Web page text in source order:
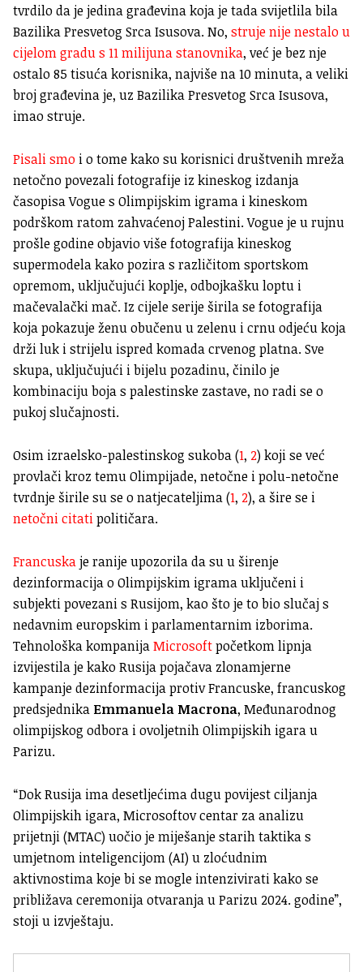
tvrdilo da je jedina građevina koja je tada svijetlila bila
Bazilika Presvetog Srca Isusova. No, struje nije nestalo u
cijelom gradu s 11 milijuna stanovnika, već je bez nje
ostalo 85 tisuća korisnika, najviše na 10 minuta, a veliki
broj građevina je, uz Bazilika Presvetog Srca Isusova,
imao struje.
Pisali smo i o tome kako su korisnici društvenih mreža
netočno povezali fotografije iz kineskog izdanja
časopisa Vogue s Olimpijskim igrama i kineskom
podrškom ratom zahvaćenoj Palestini. Vogue je u rujnu
prošle godine objavio više fotografija kineskog
supermodela kako pozira s različitom sportskom
opremom, uključujući koplje, odbojkašku loptu i
mačevalački mač. Iz cijele serije širila se fotografija
koja pokazuje ženu obučenu u zelenu i crnu odjeću koja
drži luk i strijelu ispred komada crvenog platna. Sve
skupa, uključujući i bijelu pozadinu, činilo je
kombinaciju boja s palestinske zastave, no radi se o
pukoj slučajnosti.
Osim izraelsko-palestinskog sukoba (1, 2) koji se već
provlači kroz temu Olimpijade, netočne i polu-netočne
tvrdnje širile su se o natjecateljima (1, 2), a šire se i
netočni citatipolitičara.
Francuskaje ranije upozorila da su u širenje
dezinformacija o Olimpijskim igrama uključeni i
subjekti povezani s Rusijom, kao što je to bio slučaj s
nedavnim europskim i parlamentarnim izborima.
Tehnološka kompanijaMicrosoftpočetkom lipnja
izvijestila je kako Rusija pojačava zlonamjerne
kampanje dezinformacija protiv Francuske, francuskog
predsjednika Emmanuela Macrona, Međunarodnog
olimpijskog odbora i ovoljetnih Olimpijskih igara u
Parizu.
“Dok Rusija ima desetljećima dugu povijest ciljanja
Olimpijskih igara, Microsoftov centar za analizu
prijetnji (MTAC) uočio je miješanje starih taktika s
umjetnom inteligencijom (AI) u zloćudnim
aktivnostima koje bi se mogle intenzivirati kako se
približava ceremonija otvaranja u Parizu 2024. godine”,
stoji u izvještaju.